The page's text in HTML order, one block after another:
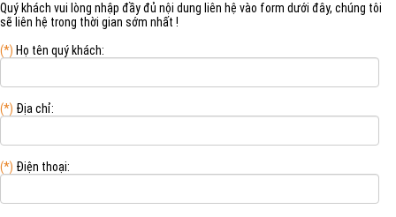
Quý khách vui lòng nhập đầy đủ nội dung liên hệ vào form dưới đây, chúng tôi
sẽ liên hệ trong thời gian sớm nhất !
(*) Họ tên quý khách:
(*) Địa chỉ:
(*) Điện thoại: